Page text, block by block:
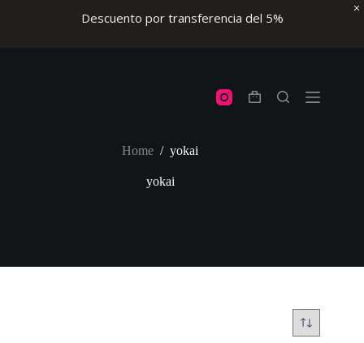
Descuento por transferencia del 5%
Shopping
Home / yokai
yokai